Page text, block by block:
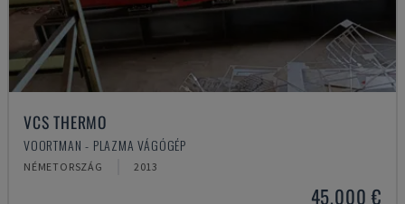
VCS THERMO
VOORTMAN - PLAZMA VÁGÓGÉP
NÉMETORSZÁG 2013
45,000 €